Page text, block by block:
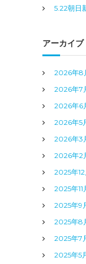
5.22朝日
アーカイブ
2026年8
2026年7
2026年6
2026年5
2026年3
2026年2
2025年12
2025年11
2025年9
2025年8
2025年7
2025年5